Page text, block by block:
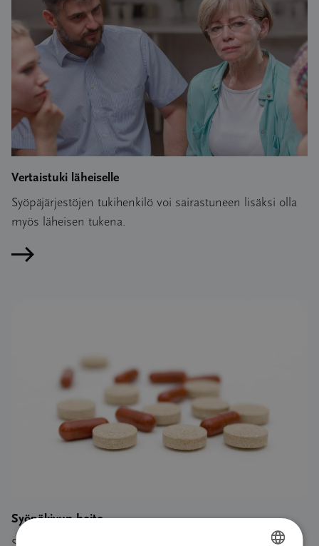
Vertaistuki läheiselle
Syöpäjärjestöjen tukihenkilö voi sairastuneen lisäksi olla
myös läheisen tukena.
Lue artikkeli
Syöpäkivun hoito